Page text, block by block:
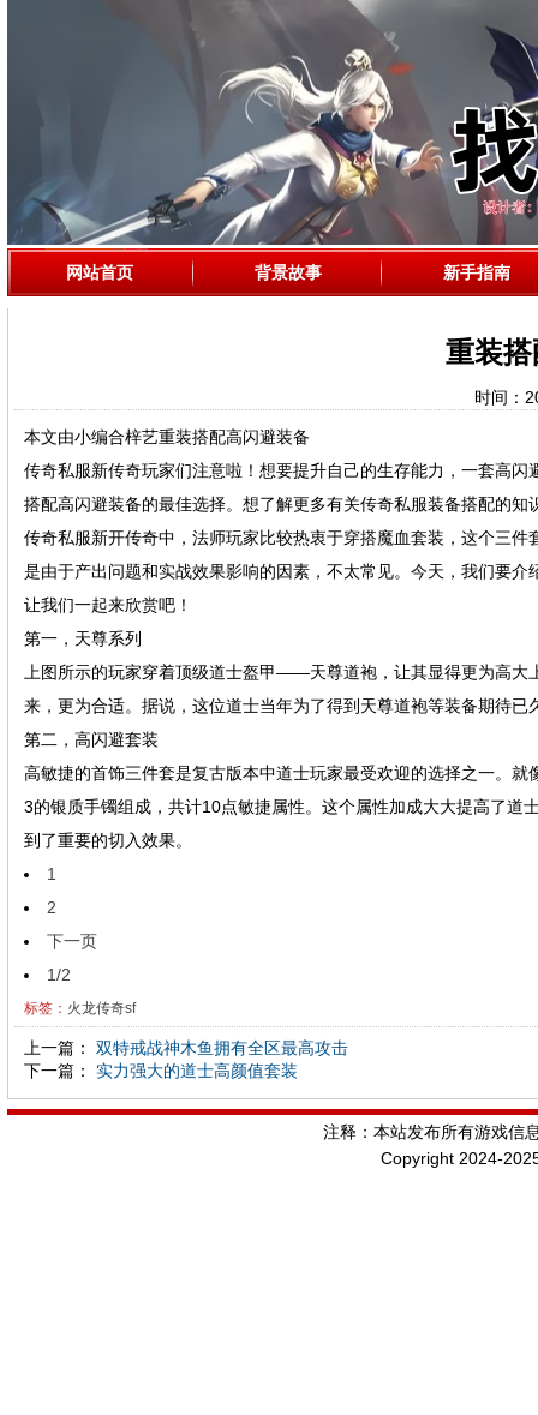
网站首页 背景故事 新手指南
重装
时间：
本文由小编合梓艺重装搭配高闪避装备
传奇私服新传奇玩家们注意啦！想要提升自己的生存能力，一套高
搭配高闪避装备的最佳选择。想了解更多有关传奇私服装备搭配的知
传奇私服新开传奇中，法师玩家比较热衷于穿搭魔血套装，这个三
是由于产出问题和实战效果影响的因素，不太常见。今天，我们要
让我们一起来欣赏吧！
第一，天尊系列
上图所示的玩家穿着顶级道士盔甲——天尊道袍，让其显得更为高
来，更为合适。据说，这位道士当年为了得到天尊道袍等装备期待
第二，高闪避套装
高敏捷的首饰三件套是复古版本中道士玩家最受欢迎的选择之一。
3的银质手镯组成，共计10点敏捷属性。这个属性加成大大提高了
到了重要的切入效果。
1
2
下一页
1/2
标签： 火龙传奇sf
上一篇： 双特戒战神木鱼拥有全区最高攻击
下一篇： 实力强大的道士高颜值套装
注释：本站发布所有游戏信
Copyright 2024-